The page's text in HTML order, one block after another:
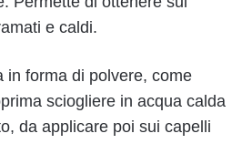
e caldi.
in forma di polvere, come
sciogliere in acqua calda
da applicare poi sui capelli